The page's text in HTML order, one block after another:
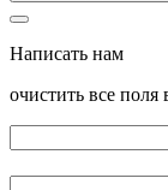
Написать нам
очистить все поля